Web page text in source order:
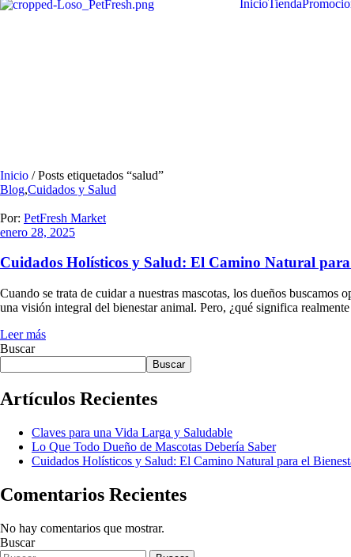
InicioTienda
Inicio / Posts etiquetados “salud”
Blog,Cuidados y Salud
Por: PetFresh Market
enero 28, 2025
Cuidados Holísticos y Salud: El Camino Natural
Cuando se trata de cuidar a nuestras mascotas, los dueños
una visión integral del bienestar animal. Pero, ¿qué significa
Leer más
Buscar
Buscar
Artículos Recientes
Claves para una Vida Larga y Saludable
Lo Que Todo Dueño de Mascotas Debería Saber
Cuidados Holísticos y Salud: El Camino Natural para el
Comentarios Recientes
No hay comentarios que mostrar.
Buscar